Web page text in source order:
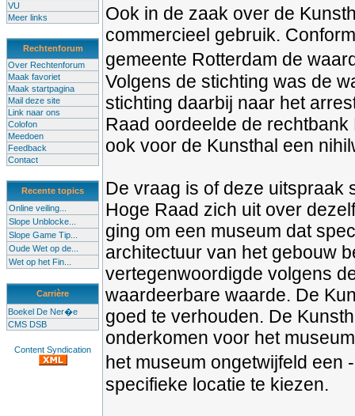
VU
Meer links
Rechtenforum
Over Rechtenforum
Maak favoriet
Maak startpagina
Mail deze site
Link naar ons
Colofon
Meedoen
Feedback
Contact
Recente topics
Online veiling...
Slope Unblocke...
Slope Game Tip...
Oude Wet op de...
Wet op het Fin...
Carrière
Boekel De Ner�e
CMS DSB
Content Syndication
Ook in de zaak over de
commercieel gebruik.
gemeente Rotterdam de
Volgens de stichting was de
stichting daarbij naar het
Raad oordeelde de
ook voor de Kunsthal een
De vraag is of deze uitspraak
Hoge Raad zich uit over
ging om een museum dat
architectuur van het gebouw
vertegenwoordigde volgens
waardeerbare waarde. De
goed te verhouden. De
onderkomen voor het
het museum ongetwijfeld
specifieke locatie te kiezen.